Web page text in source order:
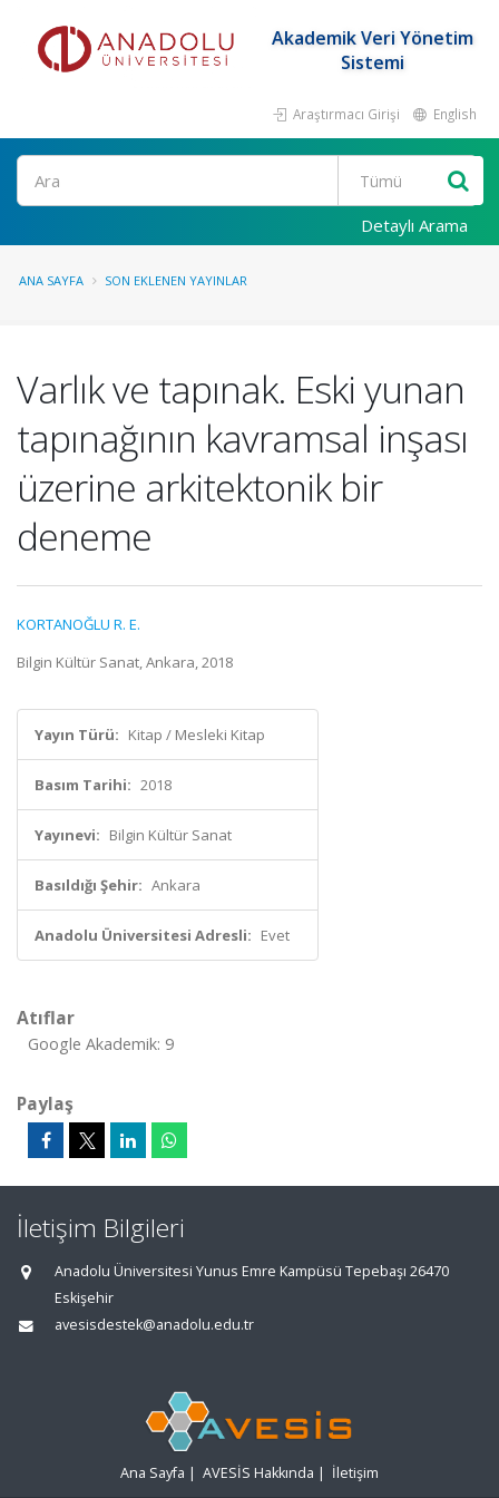
Akademik Veri Yönetim
Sistemi
Araştırmacı Girişi English
Ara
Detaylı Arama
ANA SAYFA SON EKLENEN YAYINLAR
Varlık ve tapınak. Eski yunan
tapınağının kavramsal inşası
üzerine arkitektonik bir
deneme
KORTANOĞLU R. E.
Bilgin Kültür Sanat, Ankara, 2018
Yayın Türü: Kitap / Mesleki Kitap
Basım Tarihi: 2018
Yayınevi: Bilgin Kültür Sanat
Basıldığı Şehir: Ankara
Anadolu Üniversitesi Adresli: Evet
Atıflar
Google Akademik: 9
Paylaş
İletişim Bilgileri
Anadolu Üniversitesi Yunus Emre Kampüsü Tepebaşı 26470
Eskişehir
avesisdestek@anadolu.edu.tr
Ana Sayfa | AVESİS Hakkında | İletişim